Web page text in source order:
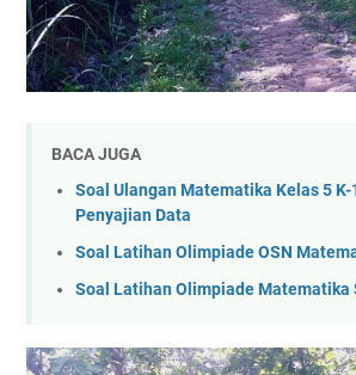
BACA JUGA
Soal Ulangan Matematika Kelas 5
Penyajian Data
Soal Latihan Olimpiade OSN
Soal Latihan Olimpiade Matematika